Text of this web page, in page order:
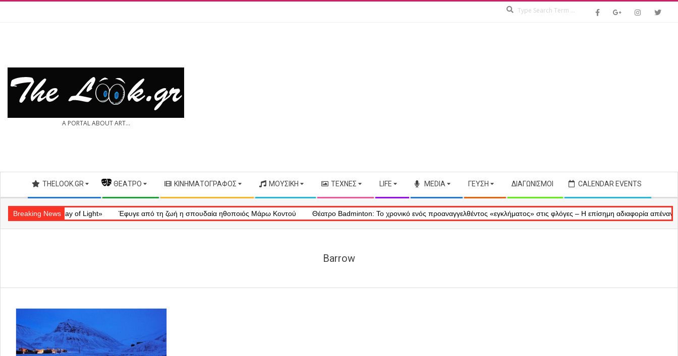
THE A PORTAL ABOUT ART...
Secondary
Navigation
Menu
THELOOK.GR — ΘΈΑΤΡΟ ΚΙΝΗΜΑΤΟΓΡΆΦΟΣ ΜΟΥΣΙΚΉ ΤΈΧΝΕΣ LIFE MEDIA ΓΕΎΣΗ ΔΙΑΓΩΝΙΣΜΟΊ CALENDAR EVENTS
Breaking News
«Ray of Light» Έφυγε από τη ζωή η σπουδαία ηθοποιός Μάρω Κοντού Θέατρο Badminton: Το χρονικό ενός προαναγγελθέντος «εγκλήματος» στις φλόγες – Η επίσημη αδιαφορία απέναντι στις
Barrow